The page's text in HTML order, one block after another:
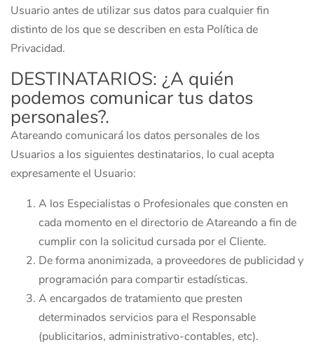
Usuario antes de utilizar sus datos para cualquier fin
distinto de los que se describen en esta Política de
Privacidad.
DESTINATARIOS: ¿A quién
podemos comunicar tus datos
personales?.
Atareando comunicará los datos personales de los
Usuarios a los siguientes destinatarios, lo cual acepta
expresamente el Usuario:
A los Especialistas o Profesionales que consten en
cada momento en el directorio de Atareando a fin de
cumplir con la solicitud cursada por el Cliente.
De forma anonimizada, a proveedores de publicidad y
programación para compartir estadísticas.
A encargados de tratamiento que presten
determinados servicios para el Responsable
(publicitarios, administrativo-contables, etc).